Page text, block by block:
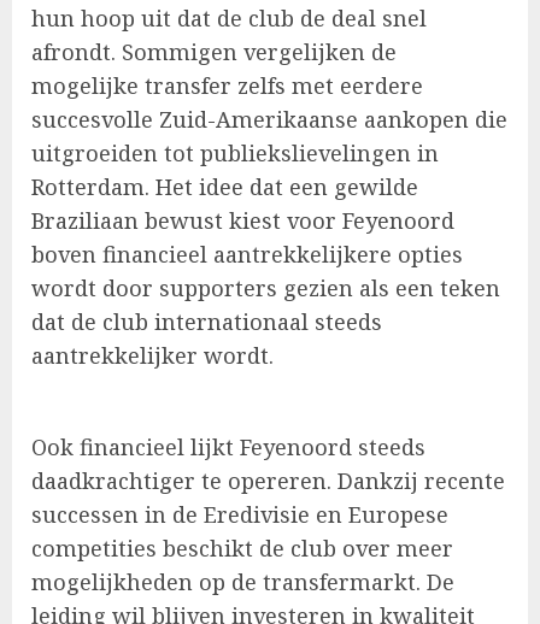
hun hoop uit dat de club de deal snel
afrondt. Sommigen vergelijken de
mogelijke transfer zelfs met eerdere
succesvolle Zuid-Amerikaanse aankopen die
uitgroeiden tot publiekslievelingen in
Rotterdam. Het idee dat een gewilde
Braziliaan bewust kiest voor Feyenoord
boven financieel aantrekkelijkere opties
wordt door supporters gezien als een teken
dat de club internationaal steeds
aantrekkelijker wordt.
Ook financieel lijkt Feyenoord steeds
daadkrachtiger te opereren. Dankzij recente
successen in de Eredivisie en Europese
competities beschikt de club over meer
mogelijkheden op de transfermarkt. De
leiding wil blijven investeren in kwaliteit